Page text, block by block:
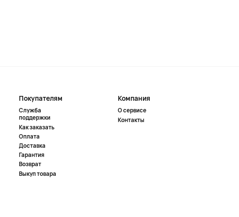
Покупателям
Служба
поддержки
Как заказать
Оплата
Доставка
Гарантия
Возврат
Выкуп товара
Компания
О сервисе
Контакты